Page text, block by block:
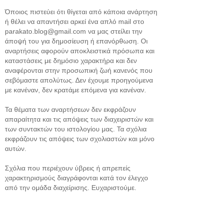
Όποιος πιστεύει ότι θίγεται από κάποια ανάρτηση
ή θέλει να απαντήσει αρκεί ένα απλό mail στο
parakato.blog@gmail.com να μας στείλει την
άποψή του για δημοσίευση ή επανόρθωση. Οι
αναρτήσεις αφορούν αποκλειστικά πρόσωπα και
καταστάσεις με δημόσιο χαρακτήρα και δεν
αναφέρονται στην προσωπική ζωή κανενός που
σεβόμαστε απολύτως. Δεν έχουμε προηγούμενα
με κανέναν, δεν κρατάμε επόμενα για κανέναν.
Τα θέματα των αναρτήσεων δεν εκφράζουν
απαραίτητα και τις απόψεις των διαχειριστών και
των συντακτών του ιστολογίου μας. Τα σχόλια
εκφράζουν τις απόψεις των σχολιαστών και μόνο
αυτών.
Σχόλια που περιέχουν ύβρεις ή απρεπείς
χαρακτηρισμούς διαγράφονται κατά τον έλεγχο
από την ομάδα διαχείρισης. Ευχαριστούμε.